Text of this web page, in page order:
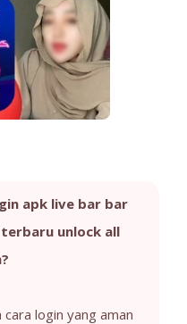
apk live bar bar
terbaru unlock all
login yang aman